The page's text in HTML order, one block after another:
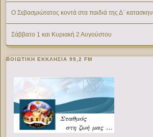
Ο Σεβασμιώτατος κοντά στα παιδιά της Δ΄
Σάββατο 1 και Κυριακή 2 Αυγούστου
ΒΟΙΩΤΙΚΉ ΕΚΚΛΗΣΊΑ 99,2 FM